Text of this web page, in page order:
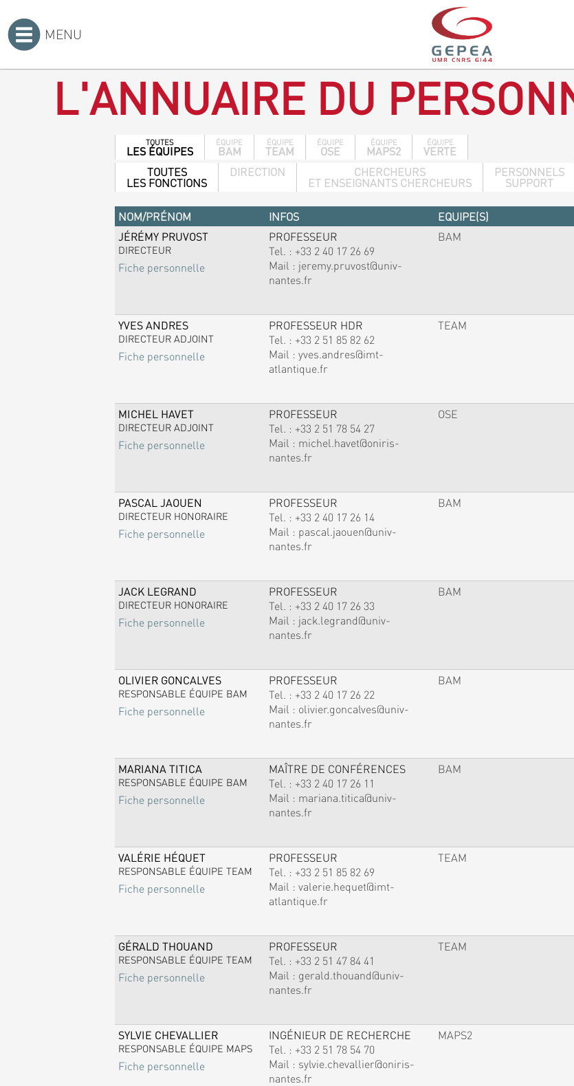
MENU
L'ANNUAIRE DU
TOUTES
LES ÉQUIPES
ÉQUIPE
BAM
ÉQUIPE
TEAM
ÉQUIPE
OSE
ÉQUIPE
MAPS2
ÉQUIPE
VERTE
TOUTES
LES FONCTIONS
DIRECTION CHERCHEURS
ET ENSEIGNANTS CHERCHEURS
PERSONNELS
SUPPORT
NOM/PRÉNOM INFOS EQUIPE(S)
JÉRÉMY PRUVOST
DIRECTEUR
Fiche personnelle
PROFESSEUR
Tel. : +33 2 40 17 26 69
Mail : jeremy.pruvost@univ-
nantes.fr
BAM
YVES ANDRES
DIRECTEUR ADJOINT
Fiche personnelle
PROFESSEUR HDR
Tel. : +33 2 51 85 82 62
Mail : yves.andres@imt-
atlantique.fr
TEAM
MICHEL HAVET
DIRECTEUR ADJOINT
Fiche personnelle
PROFESSEUR
Tel. : +33 2 51 78 54 27
Mail : michel.havet@oniris-
nantes.fr
OSE
PASCAL JAOUEN
DIRECTEUR HONORAIRE
Fiche personnelle
PROFESSEUR
Tel. : +33 2 40 17 26 14
Mail : pascal.jaouen@univ-
nantes.fr
BAM
JACK LEGRAND
DIRECTEUR HONORAIRE
Fiche personnelle
PROFESSEUR
Tel. : +33 2 40 17 26 33
Mail : jack.legrand@univ-
nantes.fr
BAM
OLIVIER GONCALVES
RESPONSABLE ÉQUIPE BAM
Fiche personnelle
PROFESSEUR
Tel. : +33 2 40 17 26 22
Mail : olivier.goncalves@univ-
nantes.fr
BAM
MARIANA TITICA
RESPONSABLE ÉQUIPE BAM
Fiche personnelle
MAÎTRE DE CONFÉRENCES
Tel. : +33 2 40 17 26 11
Mail : mariana.titica@univ-
nantes.fr
BAM
VALÉRIE HÉQUET
RESPONSABLE ÉQUIPE TEAM
Fiche personnelle
PROFESSEUR
Tel. : +33 2 51 85 82 69
Mail : valerie.hequet@imt-
atlantique.fr
TEAM
GÉRALD THOUAND
RESPONSABLE ÉQUIPE TEAM
Fiche personnelle
PROFESSEUR
Tel. : +33 2 51 47 84 41
Mail : gerald.thouand@univ-
nantes.fr
TEAM
SYLVIE CHEVALLIER
RESPONSABLE ÉQUIPE MAPS
Fiche personnelle
INGÉNIEUR DE RECHERCHE
Tel. : +33 2 51 78 54 70
Mail : sylvie.chevallier@oniris-
nantes.fr
MAPS2